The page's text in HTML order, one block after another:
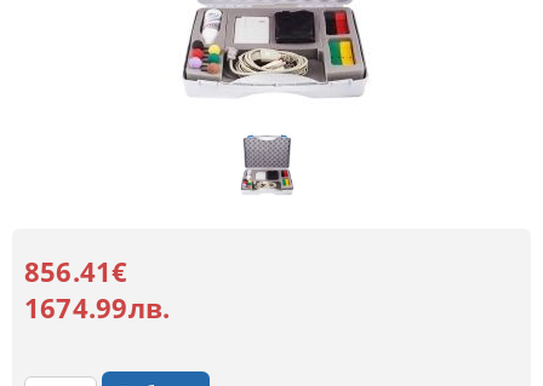
856.41€
1674.99лв.